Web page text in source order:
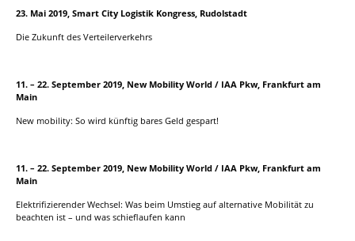
23. Mai 2019, Smart City Logistik Kongress, Rudolstadt
Die Zukunft des Verteilerverkehrs
11. – 22. September 2019, New Mobility World / IAA Pkw, Frankfurt am
Main
New mobility: So wird künftig bares Geld gespart!
11. – 22. September 2019, New Mobility World / IAA Pkw, Frankfurt am
Main
Elektrifizierender Wechsel: Was beim Umstieg auf alternative Mobilität zu
beachten ist – und was schieflaufen kann